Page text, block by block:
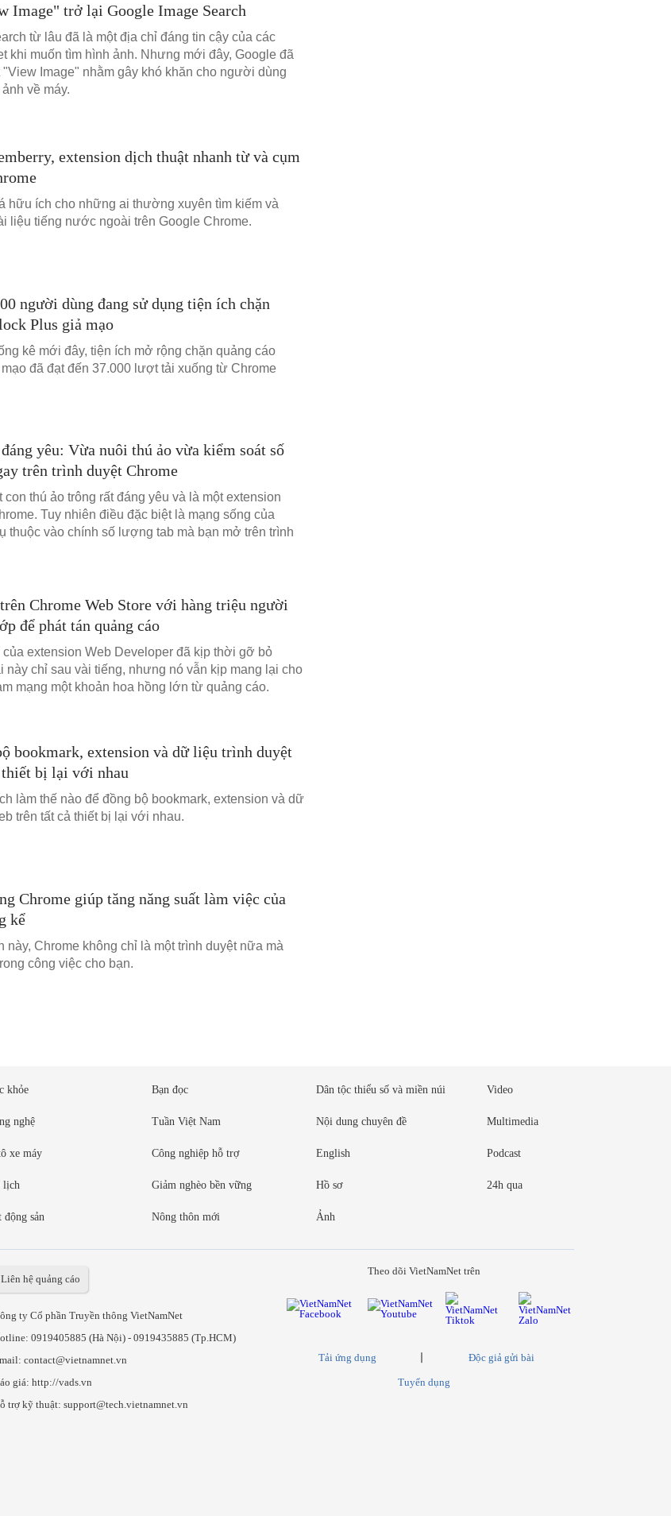
Image" trở lại Google Image Search
từ lâu đã là một địa chỉ đáng tin cậy của các
khi muốn tìm hình ảnh. Nhưng mới đây, Google đã
"View Image" nhằm gây khó khăn cho người dùng
về máy.
extension dịch thuật nhanh từ và cụm
hữu ích cho những ai thường xuyên tìm kiếm và
liệu tiếng nước ngoài trên Google Chrome.
người dùng đang sử dụng tiện ích chặn
Plus giả mạo
kê mới đây, tiện ích mở rộng chặn quảng cáo
đã đạt đến 37.000 lượt tải xuống từ Chrome
yêu: Vừa nuôi thú ảo vừa kiểm soát số
trên trình duyệt Chrome
con thú ảo trông rất đáng yêu và là một extension
Tuy nhiên điều đặc biệt là mạng sống của
thuộc vào chính số lượng tab mà bạn mở trên trình
Chrome Web Store với hàng triệu người
để phát tán quảng cáo
của extension Web Developer đã kịp thời gỡ bỏ
này chỉ sau vài tiếng, nhưng nó vẫn kịp mang lại cho
mạng một khoản hoa hồng lớn từ quảng cáo.
bookmark, extension và dữ liệu trình duyệt
bị lại với nhau
làm thế nào để đồng bộ bookmark, extension và dữ
trên tất cả thiết bị lại với nhau.
Chrome giúp tăng năng suất làm việc của
kể
này, Chrome không chỉ là một trình duyệt nữa mà
công việc cho bạn.
khỏe
nghệ
xe máy
lịch
động sản
Bạn đọc
Tuần Việt Nam
Công nghiệp hỗ trợ
Giảm nghèo bền vững
Nông thôn mới
Dân tộc thiểu số và miền núi
Nội dung chuyên đề
English
Hồ sơ
Ảnh
Video
Multimedia
Podcast
24h qua
Liên hệ quảng cáo
ty Cổ phần Truyền thông VietNamNet
0919405885 (Hà Nội)- 0919435885 (Tp.HCM)
contact@vietnamnet.vn
giá: http://vads.vn
trợ kỹ thuật: support@tech.vietnamnet.vn
Theo dõi VietNamNet trên
Tải ứng dụng Độc giả gửi bài
Tuyển dụng